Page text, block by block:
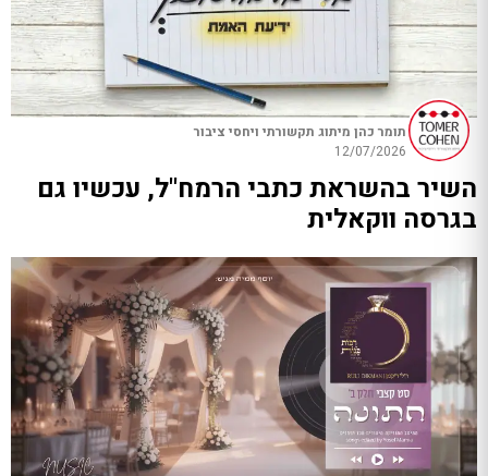
תומר כהן מיתוג תקשורתי ויחסי ציבור
12/07/2026
השיר בהשראת כתבי הרמח"ל, עכשיו גם
בגרסה ווקאלית